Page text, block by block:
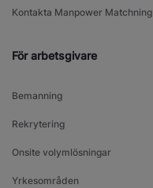
Kontakta Manpower Matchning
För arbetsgivare
Bemanning
Rekrytering
Onsite volymlösningar
Yrkesområden